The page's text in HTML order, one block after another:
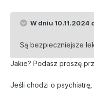
W dniu 10.11.2024
Są bezpieczniejsze
Jakie? Podasz proszę
Jeśli chodzi o psychiatrę,